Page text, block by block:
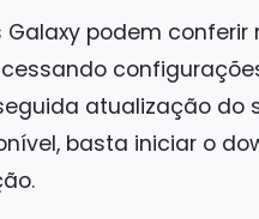
podem
atualização do
basta iniciar o